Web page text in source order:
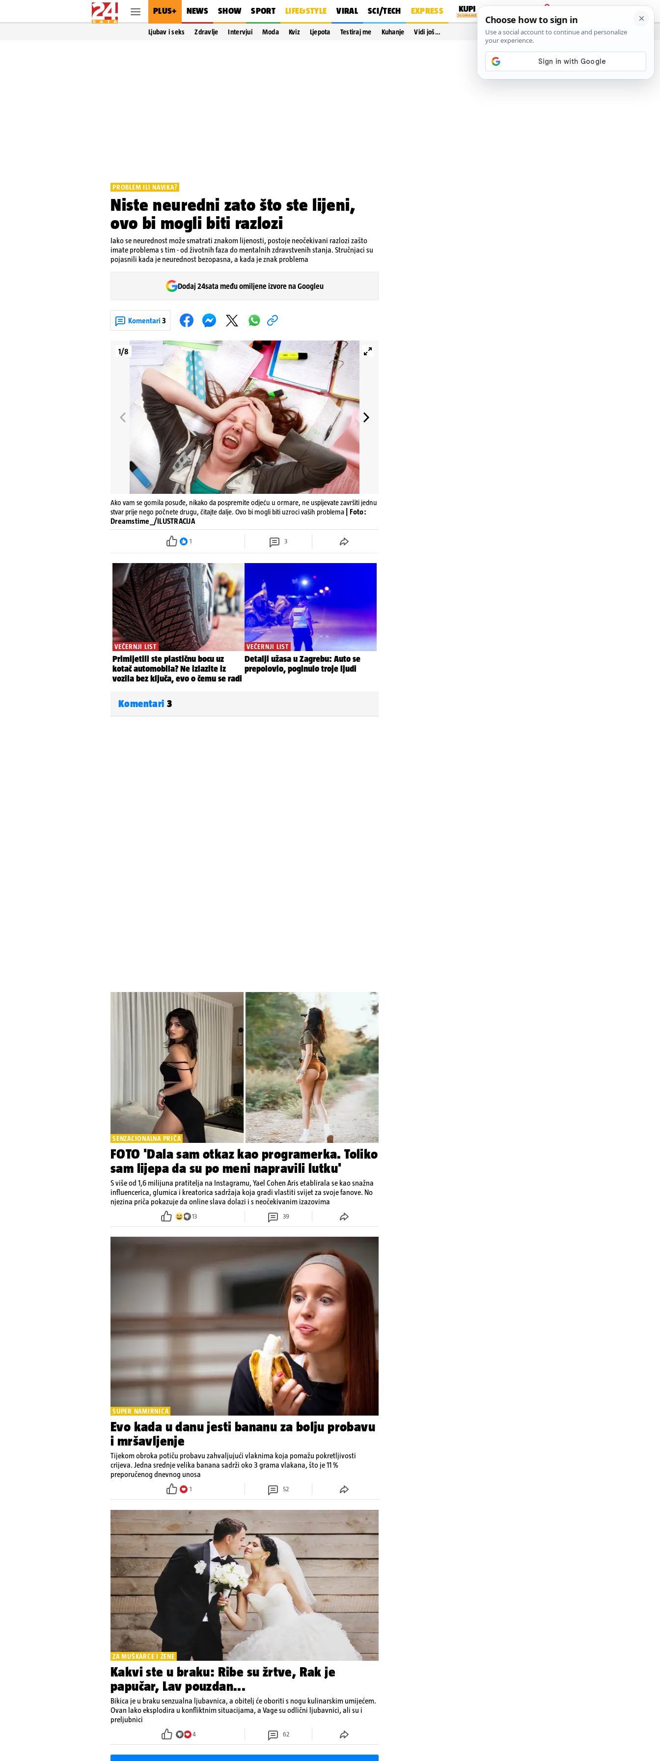
PLUS+ NEWS SHOW SPORT LIFE&STYLE VIRAL SCI/TECH EXPRESS
PRIJAVA
Ljubav i seks Zdravlje Intervjui Moda Kviz Ljepota Testiraj me Kuhanje Vidi još…
PROBLEM ILI NAVIKA?
Niste neuredni zato što ste lijeni,
ovo bi mogli biti razlozi
Iako se neurednost može smatrati znakom lijenosti, postoje neočekivani razlozi zašto
imate problema s tim - od životnih faza do mentalnih zdravstvenih stanja. Stručnjaci su
pojasnili kada je neurednost bezopasna, a kada je znak problema
Dodaj 24sata među omiljene izvore na Googleu
Komentari 3
1/8
Ako vam se gomila posuđe, nikako da pospremite odjeću u ormare, ne uspijevate završiti jednu
stvar prije nego počnete drugu, čitajte dalje. Ovo bi mogli biti uzroci vaših problema
| Foto:
Dreamstime_/ILUSTRACIJA
1 3
Komentari 3
SENZACIONALNA PRIČA
FOTO 'Dala sam otkaz kao programerka. Toliko
sam lijepa da su po meni napravili lutku'
S više od 1,6 milijuna pratitelja na Instagramu, Yael Cohen Aris etablirala se kao snažna
influencerica, glumica i kreatorica sadržaja koja gradi vlastiti svijet za svoje fanove. No
njezina priča pokazuje da online slava dolazi i s neočekivanim izazovima
13 39
SUPER NAMIRNICA
Evo kada u danu jesti bananu za bolju probavu
i mršavljenje
Tijekom obroka potiču probavu zahvaljujući vlaknima koja pomažu pokretljivosti
crijeva. Jedna srednje velika banana sadrži oko 3 grama vlakana, što je 11 %
preporučenog dnevnog unosa
1 52
ZA MUŠKARCE I ŽENE
Kakvi ste u braku: Ribe su žrtve, Rak je
papučar, Lav pouzdan...
Bikica je u braku senzualna ljubavnica, a obitelj će oboriti s nogu kulinarskim umijećem.
Ovan lako eksplodira u konfliktnim situacijama, a Vage su odlični ljubavnici, ali su i
preljubnici
4 62